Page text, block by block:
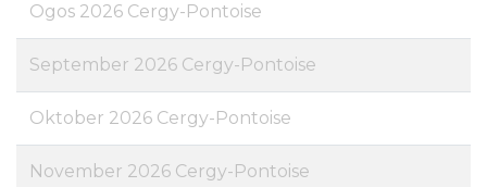
Ogos 2026 Cergy-Pontoise
September 2026 Cergy-Pontoise
Oktober 2026 Cergy-Pontoise
November 2026 Cergy-Pontoise